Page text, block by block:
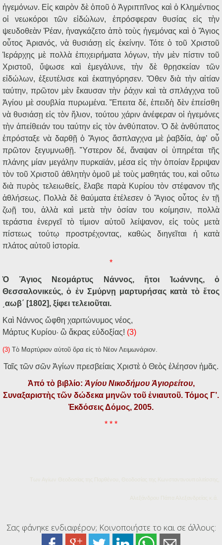
ἡγεμόνων. Εἰς καιρὸν δὲ ὁποῦ ὁ Ἀγριππῖνος καὶ ὁ Κλημέντιος
οἱ νεωκόροι τῶν εἰδώλων, ἐπρόσφεραν θυσίας εἰς τὴν
ψευδοθεὰν Ῥέαν, ἠναγκάζετο ἀπὸ τοὺς ἡγεμόνας καὶ ὁ Ἅγιος
οὗτος Ἀριανός, νὰ θυσιάσῃ εἰς ἐκείνην. Τότε ὁ τοῦ Χριστοῦ
Ἱεράρχης μὲ πολλὰ ἐπιχειρήματα λόγων, τὴν μὲν πίστιν τοῦ
Χριστοῦ, ὕψωσε καὶ ἐμεγάλυνε, τὴν δὲ θρῃσκείαν τῶν
εἰδώλων, ἐξευτέλισε καὶ ἐκατηγόρησεν. Ὅθεν διὰ τὴν αἰτίαν
ταύτην, πρῶτον μὲν ἔκαυσαν τὴν ῥάχιν καὶ τὰ σπλάγχνα τοῦ
Ἁγίου μὲ σουβλία πυρωμένα. Ἔπειτα δέ, ἐπειδὴ δὲν ἐπείσθη
νὰ θυσιάσῃ εἰς τὸν ἥλιον, τούτου χάριν ἀνέφεραν οἱ ἡγεμόνες
τὴν ἀπείθειάν του ταύτην εἰς τὸν ἀνθύπατον. Ὁ δὲ ἀνθύπατος
ἐπρόσταξε νὰ δαρθῇ ὁ Ἅγιος ἄσπλαγχνα μὲ ῥαβδία, ἀφ’ οὗ
πρῶτον ξεγυμνωθῇ. Ὕστερον δέ, ἄναψαν οἱ ὑπηρέται τῆς
πλάνης μίαν μεγάλην πυρκαϊάν, μέσα εἰς τὴν ὁποίαν ἔρριψαν
τὸν τοῦ Χριστοῦ ἀθλητὴν ὁμοῦ μὲ τοὺς μαθητάς του, καὶ οὕτω
διὰ πυρὸς τελειωθείς, ἔλαβε παρὰ Κυρίου τὸν στέφανον τῆς
ἀθλήσεως. Πολλὰ δὲ θαύματα ἐτέλεσεν ὁ Ἅγιος οὗτος ἐν τῇ
ζωῇ του, ἀλλὰ καὶ μετὰ τὴν ὁσίαν του κοίμησιν, πολλὰ
τεράστια ἐνεργεῖ τὸ τίμιον αὐτοῦ λείψανον, εἰς τοὺς μετὰ
πίστεως τούτῳ προστρέχοντας, καθὼς διηγεῖται ἡ κατὰ
πλάτος αὐτοῦ ἱστορία.
*
Ὁ Ἅγιος Νεομάρτυς Νάννος, ἤτοι Ἰωάννης, ὁ
Θεσσαλονικεύς, ὁ ἐν Σμύρνῃ μαρτυρήσας κατὰ τὸ ἔτος
͵αωβ΄ [1802], ξίφει τελειοῦται.
Καὶ Νάννος ὤφθη χαριτώνυμος νέος,
Μάρτυς Κυρίου· ὢ ἄκρας εὐδοξίας! (3)
(3) Τὸ Μαρτύριον αὐτοῦ ὅρα εἰς τὸ Νέον Λειμωνάριον.
Ταῖς τῶν σῶν Ἁγίων πρεσβείαις Χριστὲ ὁ Θεὸς ἐλέησον ἡμᾶς.
Ἀπό τὸ βιβλίο: Ἁγίου Νικοδήμου Ἁγιορείτου,
Συναξαριστὴς τῶν δώδεκα μηνῶν τοῦ ἐνιαυτοῦ. Τόμος Γ’.
Ἐκδόσεις Δόμος, 2005.
* * *
Των Αγίων Θεοδοσίας της Παρθένου, Θεοδοσίας της Κωνσταντινουπολιτίσσης,
Αλεξάνδρου Πάπα Αλεξανδρείας κ.ά.
Σας φάνηκε ενδιαφέρον; Κοινοποιήστε το και σε άλλους: